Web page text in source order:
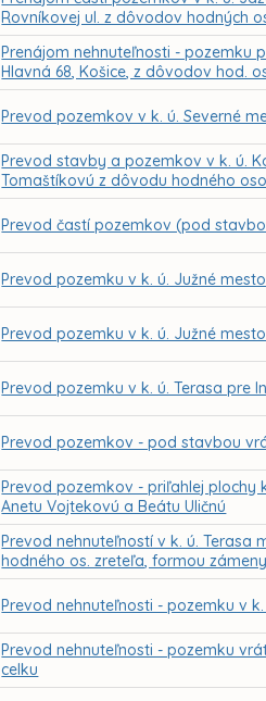
Rovníkovej ul. z dôvodov hodných
Prenájom nehnuteľnosti - pozemku
Hlavná 68, Košice, z dôvodov hod.
Prevod pozemkov v k. ú. Severné
Prevod stavby a pozemkov v k. ú.
Tomaštíkovú z dôvodu hodného
Prevod častí pozemkov (pod
Prevod pozemku v k. ú. Južné
Prevod pozemku v k. ú. Južné
Prevod pozemku v k. ú. Terasa pre
Prevod pozemkov - pod stavbou
Prevod pozemkov - priľahlej plochy
Anetu Vojtekovú a Beátu Uličnú
Prevod nehnuteľností v k. ú. Terasa
hodného os. zreteľa, formou zámeny
Prevod nehnuteľnosti - pozemku v
Prevod nehnuteľnosti - pozemku
celku